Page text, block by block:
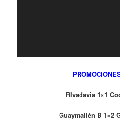
RIvadavia 1×1
Guaymallén B 1×2